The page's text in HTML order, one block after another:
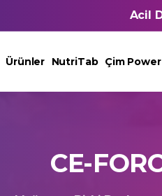
Acil
Ürünler NutriTab Çim Power
CE-